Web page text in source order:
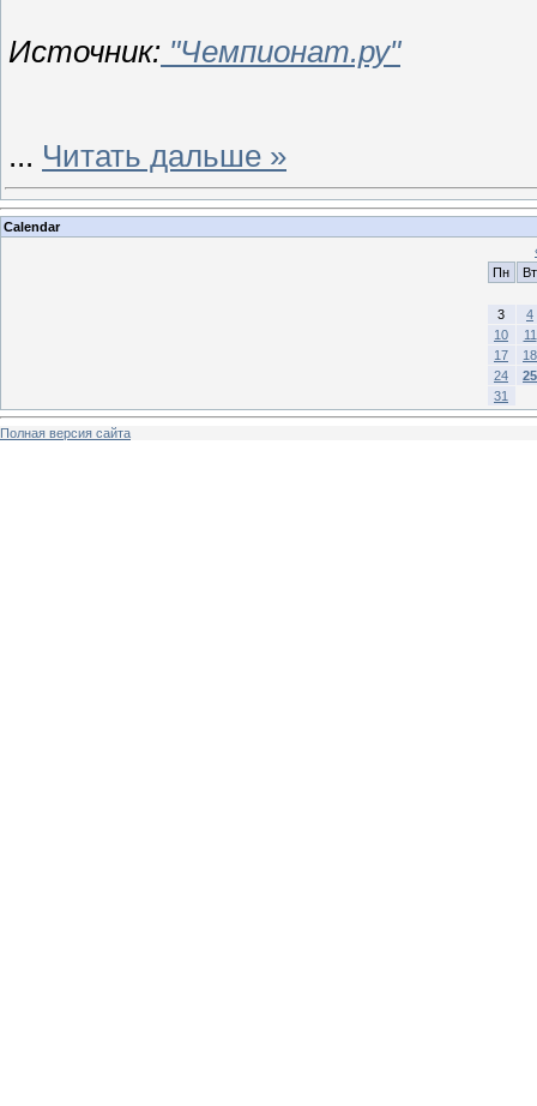
Источник: "Чемпионат.ру"
... Читать дальше »
Calendar
Пн
Вт
3
4
10
11
17
18
24
25
31
Полная версия сайта